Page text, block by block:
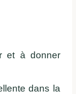
et à donner
dans la